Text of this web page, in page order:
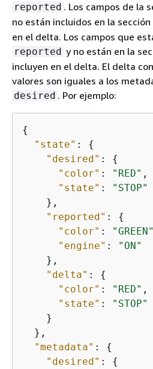
reported . Los campos de la
no están incluidos en la sección
en el delta. Los campos que
reported y no están en la
incluyen en el delta. El delta
valores son iguales a los
desired . Por ejemplo:
{
"state" : {
"desired" : {
"color" : "RED" ,
"state" :
"STOP"
    },
"reported" : {
"color" : "GREEN"
"engine" :
"ON"
    },
"delta" : {
"color" : "RED" ,
"state" :
"STOP"
    }
  },
"metadata" : {
"desired" : {